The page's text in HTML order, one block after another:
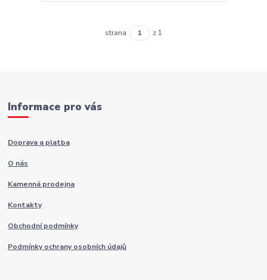
strana z 1
Informace pro vás
Doprava a platba
O nás
Kamenná prodejna
Kontakty
Obchodní podmínky
Podmínky ochrany osobních údajů